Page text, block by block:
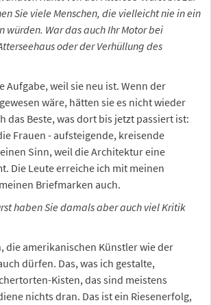
Sie viele Menschen, die vielleicht nie in ein
würden. War das auch Ihr Motor bei
oder der Verhüllung des
Aufgabe, weil sie neu ist. Wenn der
wäre, hätten sie es nicht wieder
das Beste, was dort bis jetzt passiert ist:
Frauen - aufsteigende, kreisende
Sinn, weil die Architektur eine
Die Leute erreiche ich mit meinen
Briefmarken auch.
haben Sie damals aber auch viel Kritik
die amerikanischen Künstler wie der
dürfen. Das, was ich gestalte,
Kisten, das sind meistens
nichts dran. Das ist ein Riesenerfolg,